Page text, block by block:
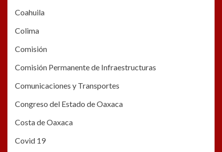
Coahuila
Colima
Comisión
Comisión Permanente de Infraestructuras
Comunicaciones y Transportes
Congreso del Estado de Oaxaca
Costa de Oaxaca
Covid 19